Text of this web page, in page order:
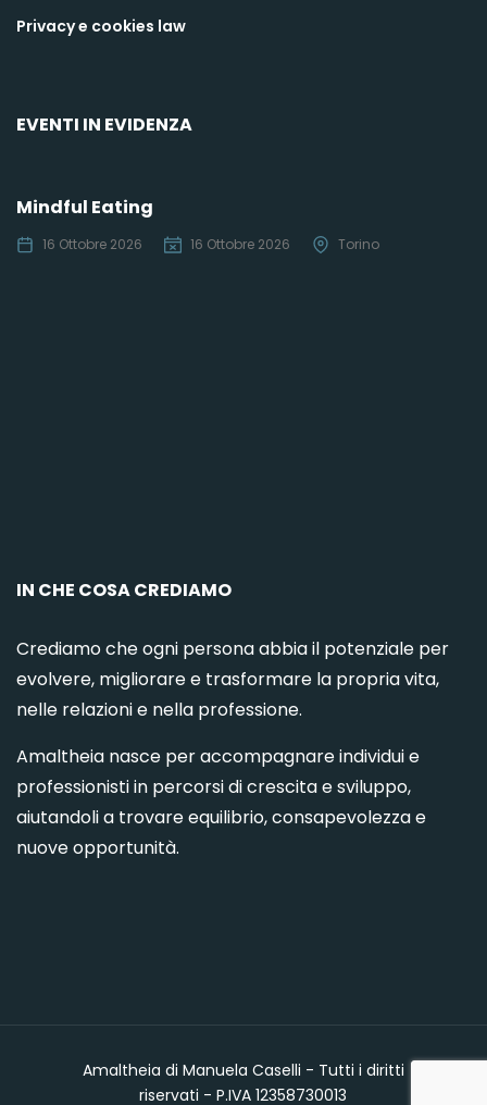
Privacy e cookies law
EVENTI IN EVIDENZA
Mindful Eating
16 Ottobre 2026 16 Ottobre 2026 Torino
IN CHE COSA CREDIAMO
Crediamo che ogni persona abbia il potenziale per
evolvere, migliorare e trasformare la propria vita,
nelle relazioni e nella professione.
Amaltheia nasce per accompagnare individui e
professionisti in percorsi di crescita e sviluppo,
aiutandoli a trovare equilibrio, consapevolezza e
nuove opportunità.
Amaltheia di Manuela Caselli - Tutti i diritti
riservati - P.IVA 12358730013